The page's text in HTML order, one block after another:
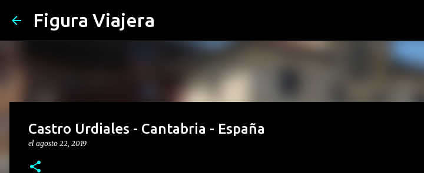
Figura Viajera
Castro Urdiales - Cantabria - España
el agosto 22, 2019